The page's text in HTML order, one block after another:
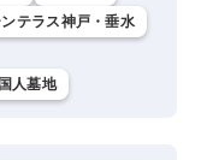
テラス神戸・垂水
人墓地